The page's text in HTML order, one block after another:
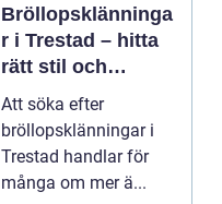
Bröllopsklänninga
r i Trestad – hitta
rätt stil och
passform inför den
stora dagen
Att söka efter
bröllopsklänningar i
Trestad handlar för
många om mer ä...